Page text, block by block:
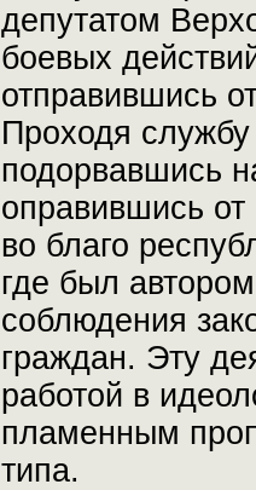
депутатом
боевых
отправившись
Проходя
подорвавшись
оправившись
во благо
где был
соблюдения
граждан. Эту
работой в
пламенным
типа.